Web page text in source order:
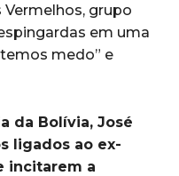
grupo
em uma
medo” e
da Bolívia, José
ligados ao ex-
incitarem a